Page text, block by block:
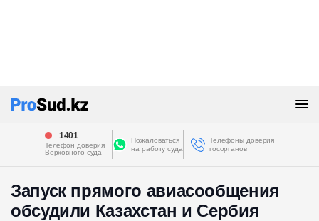
1401
Телефон доверия
Верховного суда
Пожаловаться
на работу суда
Телефоны доверия
госорганов
Запуск прямого авиасообщения
обсудили Казахстан и Сербия